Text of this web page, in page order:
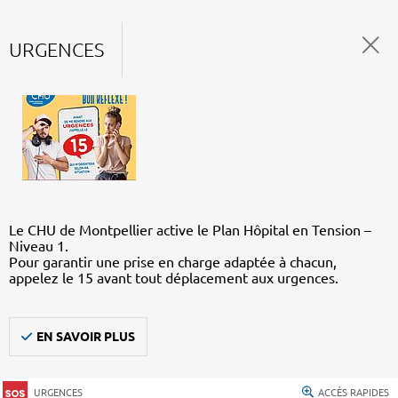
URGENCES
Le CHU de Montpellier active le Plan Hôpital en Tension –
Niveau 1.
Pour garantir une prise en charge adaptée à chacun,
appelez le 15 avant tout déplacement aux urgences.
EN SAVOIR PLUS
URGENCES ACCÈS RAPIDES